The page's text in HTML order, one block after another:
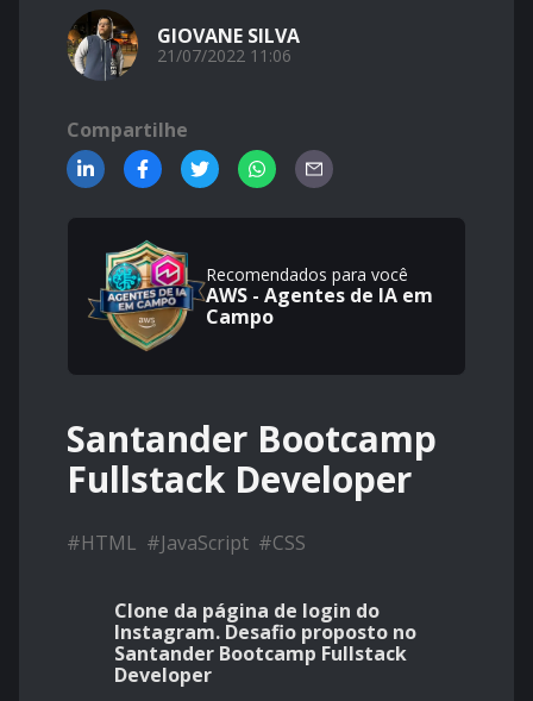
GIOVANE SILVA
21/07/2022 11:06
Compartilhe
Recomendados para você
AWS - Agentes de IA em
Campo
Santander Bootcamp
Fullstack Developer
#HTML #JavaScript #CSS
Clone da página de login do
Instagram. Desafio proposto no
Santander Bootcamp Fullstack
Developer